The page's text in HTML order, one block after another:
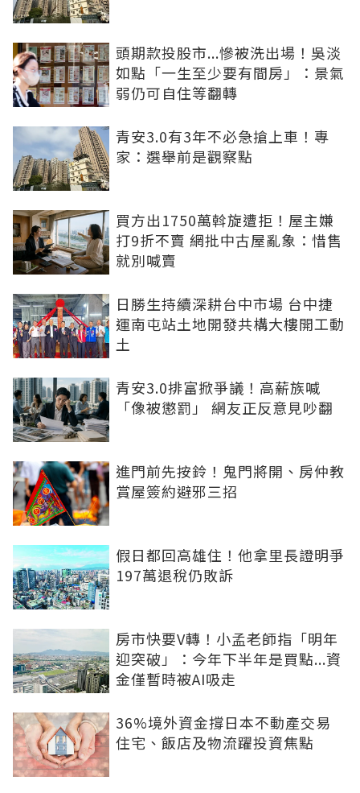
頭期款投股市...慘被洗出場！吳淡
如點「一生至少要有間房」：景氣
弱仍可自住等翻轉
青安3.0有3年不必急搶上車！專
家：選舉前是觀察點
買方出1750萬斡旋遭拒！屋主嫌
打9折不賣 網批中古屋亂象：惜售
就別喊賣
日勝生持續深耕台中市場 台中捷
運南屯站土地開發共構大樓開工動
土
青安3.0排富掀爭議！高薪族喊
「像被懲罰」 網友正反意見吵翻
進門前先按鈴！鬼門將開、房仲教
賞屋簽約避邪三招
假日都回高雄住！他拿里長證明爭
197萬退稅仍敗訴
房市快要V轉！小孟老師指「明年
迎突破」：今年下半年是買點...資
金僅暫時被AI吸走
36%境外資金撐日本不動產交易
住宅、飯店及物流躍投資焦點